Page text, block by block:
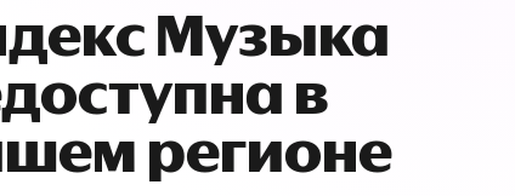
Музыка
в
регионе